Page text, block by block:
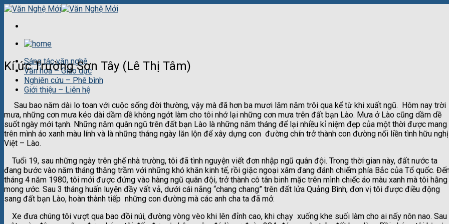
Skip
content
Sáng tác văn nghệ
Văn hóa – Giáo dục
Nghiên cứu – Phê bình
Giới thiệu – Liên hệ
Kí ức Trường Sơn Tây (Lê Thị Tâm)
Sau bao năm dài lo toan với cuộc sống đời thường, vậy mà đã hơn ba mươi lăm năm trôi qua kể từ khi xuất ngũ. Hôm nay trời
mưa, những cơn mưa kéo dài dầm dề không ngớt làm cho tôi nhớ lại những cơn mưa trên đất bạn Lào. Mưa ở Lào cũng dầm dề
suốt ngày mới tạnh. Những năm quân ngũ trên đất bạn Lào là những năm tháng để lại nhiều kỉ niệm đẹp của một thời được mang
trên mình áo xanh màu lính và là những tháng ngày lăn lộn để xây dựng con đường chín trở thành con đường nối liền tình hữu nghị
Việt – Lào.
Tuổi 19, sau những ngày trên ghế nhà trường, tôi đã tình nguyện viết đơn nhập ngũ quân đội. Trong thời gian này, đất nước ta
đang bước vào năm tháng thăng trầm với những khó khăn kinh tế, rồi giặc ngoại xâm đang đánh chiếm phía Bắc của Tổ quốc.
tháng 4 năm 1980, tôi mới được đứng vào hàng ngũ quân đội, trở thành cô tân binh mặc trên mình chiếc áo màu xanh mà tôi hằng
mong ước. Sau 3 tháng huấn luyện đầy vất vả, dưới cái nắng “chang chang” trên đất lửa Quảng Bình, đơn vị tôi được điều động
sang đất bạn Lào, hoàn thành tiếp những con đường mà các anh cha ta đã mở.
Xe đưa chúng tôi vượt qua bao đồi núi, đường vòng vèo khi lên đỉnh cao, khi chạy xuống khe suối làm cho ai nấy nôn nao. Sau